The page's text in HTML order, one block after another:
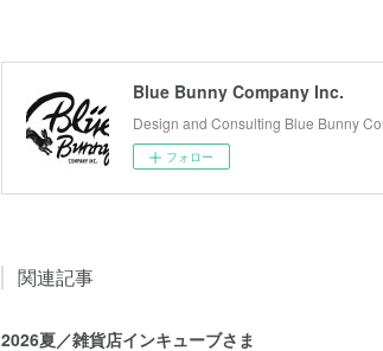
Blue Bunny Company Inc.
Design and Consulting Blue Bunny
フォロー
関連記事
2026夏／雑貨店インキューブさま